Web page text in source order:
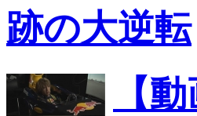
跡の大逆転
【